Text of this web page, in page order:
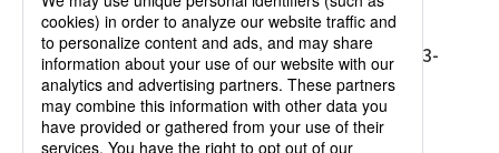
TEL：03-3263-3959／FAX：03-3263-3116
麹町店
〒102-0093 東京都千代田区平河町1-3-
13 8F［アクセス］
TEL：03-3239-8673／FAX：03-3263-
3116